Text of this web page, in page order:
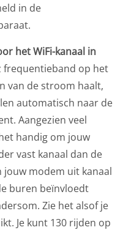
in de
het WiFi-kanaal in
frequentieband op het
van de stroom haalt,
automatisch naar de
Aangezien veel
handig om jouw
vast kanaal dan de
jouw modem uit kanaal
buren beïnvloedt
Zie het alsof je
Je kunt 130 rijden op